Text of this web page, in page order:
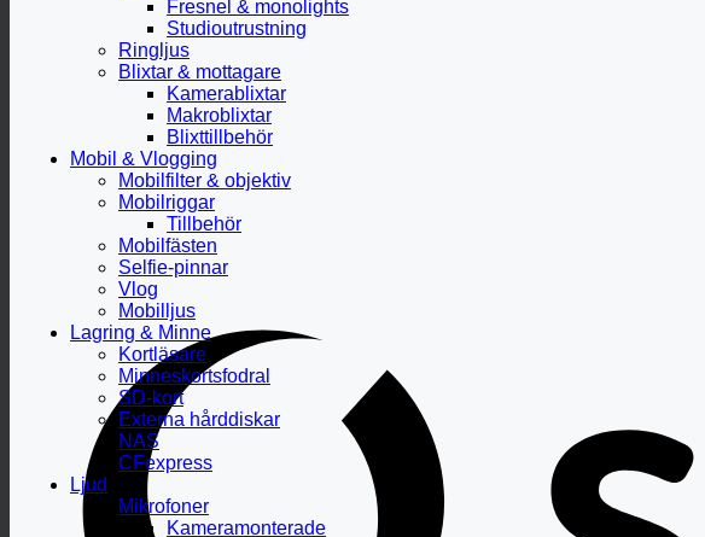
Fresnel & monolights
Studioutrustning
Ringljus
Blixtar & mottagare
Kamerablixtar
Makroblixtar
Blixttillbehör
Mobil & Vlogging
Mobilfilter & objektiv
Mobilriggar
Tillbehör
Mobilfästen
Selfie-pinnar
Vlog
Mobilljus
Lagring & Minne
Kortläsare
Minneskortsfodral
SD-kort
Externa hårddiskar
NAS
CFexpress
Ljud
Mikrofoner
Kameramonterade